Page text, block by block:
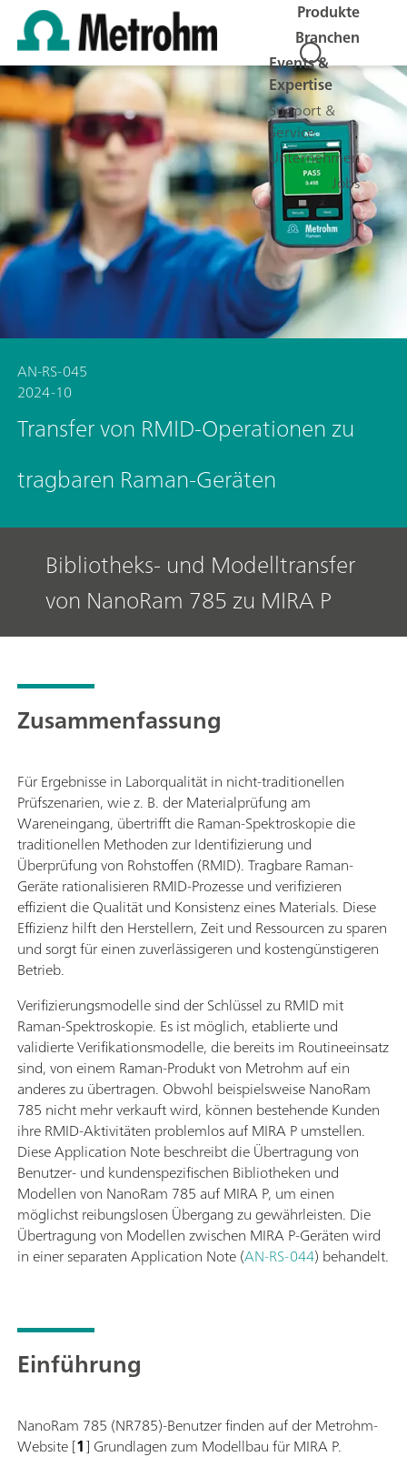
Produkte
Branchen
Events &
Expertise
Support &
Service
Unternehmen
Jobs
AN-RS-045
2024-10
Transfer von RMID-Operationen zu
tragbaren Raman-Geräten
Bibliotheks- und Modelltransfer
von NanoRam 785 zu MIRA P
Zusammenfassung
Für Ergebnisse in Laborqualität in nicht-traditionellen
Prüfszenarien, wie z. B. der Materialprüfung am
Wareneingang, übertrifft die Raman-Spektroskopie die
traditionellen Methoden zur Identifizierung und
Überprüfung von Rohstoffen (RMID). Tragbare Raman-
Geräte rationalisieren RMID-Prozesse und verifizieren
effizient die Qualität und Konsistenz eines Materials. Diese
Effizienz hilft den Herstellern, Zeit und Ressourcen zu sparen
und sorgt für einen zuverlässigeren und kostengünstigeren
Betrieb.
Verifizierungsmodelle sind der Schlüssel zu RMID mit
Raman-Spektroskopie. Es ist möglich, etablierte und
validierte Verifikationsmodelle, die bereits im Routineeinsatz
sind, von einem Raman-Produkt von Metrohm auf ein
anderes zu übertragen. Obwohl beispielsweise NanoRam
785 nicht mehr verkauft wird, können bestehende Kunden
ihre RMID-Aktivitäten problemlos auf MIRA P umstellen.
Diese Application Note beschreibt die Übertragung von
Benutzer- und kundenspezifischen Bibliotheken und
Modellen von NanoRam 785 auf MIRA P, um einen
möglichst reibungslosen Übergang zu gewährleisten. Die
Übertragung von Modellen zwischen MIRA P-Geräten wird
in einer separaten Application Note (AN-RS-044) behandelt.
Einführung
NanoRam 785 (NR785)-Benutzer finden auf der Metrohm-
Website [1] Grundlagen zum Modellbau für MIRA P.